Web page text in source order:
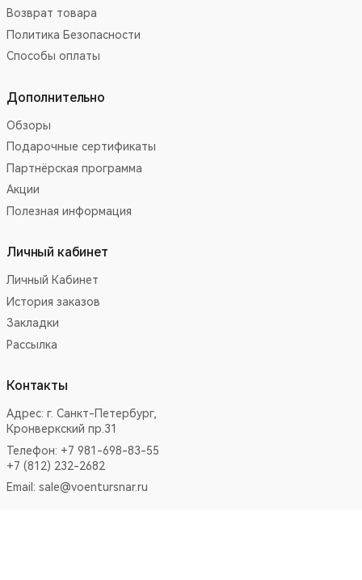
Возврат товара
Политика Безопасности
Способы оплаты
Дополнительно
Обзоры
Подарочные сертификаты
Партнёрская программа
Акции
Полезная информация
Личный кабинет
Личный Кабинет
История заказов
Закладки
Рассылка
Контакты
Адрес: г. Санкт-Петербург,
Кронверкский пр.31
Телефон: +7 981-698-83-55
+7 (812) 232-2682
Email: sale@voentursnar.ru